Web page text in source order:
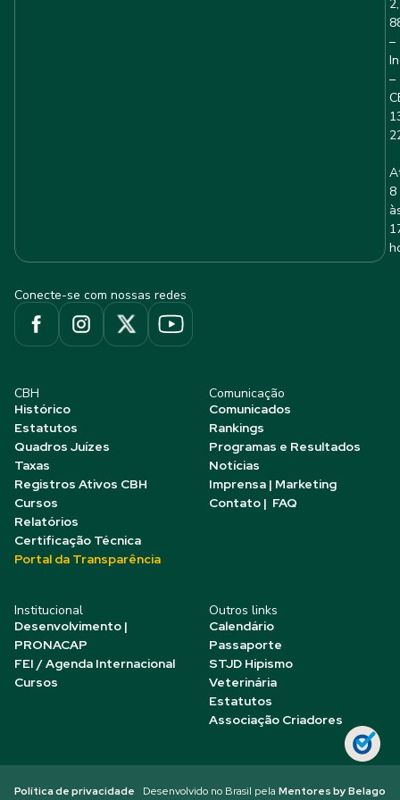
2,
–
–
8
Conecte-se com nossas redes
CBH
Histórico
Estatutos
Quadros Juízes
Taxas
Registros Ativos CBH
Cursos
Relatórios
Certificação Técnica
Portal da Transparência
Comunicação
Comunicados
Rankings
Programas e Resultados
Notícias
Imprensa | Marketing
Contato | FAQ
Institucional
Desenvolvimento |
PRONACAP
FEI / Agenda Internacional
Cursos
Outros links
Calendário
Passaporte
STJD Hipismo
Veterinária
Estatutos
Associação Criadores
Política de privacidade Desenvolvido no Brasil pela Mentores by Belago